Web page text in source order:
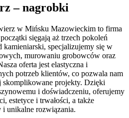
– nagrobki
w Mińsku Mazowieckim to firma
sięgają aż trzech pokoleń
kamieniarski, specjalizujemy się w
murowaniu grobowców oraz
oferta jest elastyczna i
potrzeb klientów, co pozwala nam
skomplikowane projekty. Dzięki
i doświadczeniu, oferujemy
estetyce i trwałości, a także
i unikalne rozwiązania.